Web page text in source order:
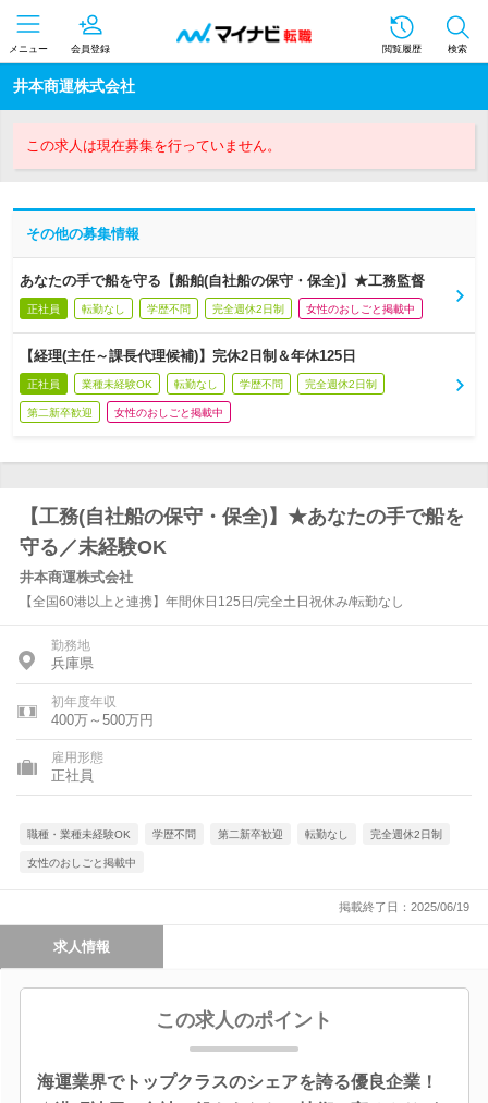
メニュー 会員登録 閲覧履歴 検索
井本商運株式会社
この求人は現在募集を行っていません。
その他の募集情報
あなたの手で船を守る【船舶(自社船の保守・保全)】★工務監督
正社員 転勤なし 学歴不問 完全週休2日制 女性のおしごと掲載中
【経理(主任～課長代理候補)】完休2日制＆年休125日
正社員 業種未経験OK 転勤なし 学歴不問 完全週休2日制
第二新卒歓迎 女性のおしごと掲載中
【工務(自社船の保守・保全)】★あなたの手で船を
守る／未経験OK
井本商運株式会社
【全国60港以上と連携】年間休日125日/完全土日祝休み/転勤なし
勤務地
兵庫県
初年度年収
400万～500万円
雇用形態
正社員
職種・業種未経験OK 学歴不問 第二新卒歓迎 転勤なし 完全週休2日制
女性のおしごと掲載中
掲載終了日：2025/06/19
求人情報
この求人のポイント
海運業界でトップクラスのシェアを誇る優良企業！